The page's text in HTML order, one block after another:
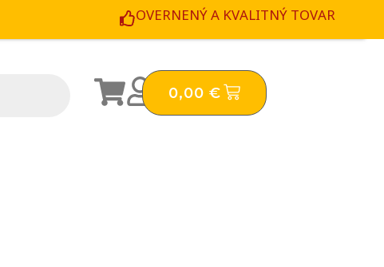
OVERNENÝ A KVALITNÝ TOVAR
0,00€ CART